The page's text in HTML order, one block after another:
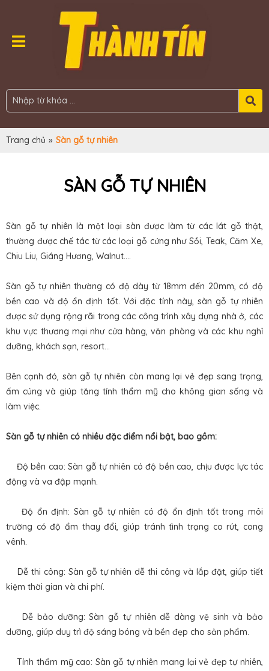
Trang chủ » Sàn gỗ tự nhiên
SÀN GỖ TỰ NHIÊN
Sàn gỗ tự nhiên là một loại sàn được làm từ các lát gỗ thật,
thường được chế tác từ các loại gỗ cứng như Sồi, Teak, Căm Xe,
Chiu Liu, Giáng Hương, Walnut....
Sàn gỗ tự nhiên thường có độ dày từ 18mm đến 20mm, có độ
bền cao và độ ổn định tốt. Với đặc tính này, sàn gỗ tự nhiên
được sử dụng rộng rãi trong các công trình xây dựng nhà ở, các
khu vực thương mại như cửa hàng, văn phòng và các khu nghỉ
dưỡng, khách sạn, resort...
Bên cạnh đó, sàn gỗ tự nhiên còn mang lại vẻ đẹp sang trọng,
ấm cúng và giúp tăng tính thẩm mỹ cho không gian sống và
làm việc.
Sàn gỗ tự nhiên có nhiều đặc điểm nổi bật, bao gồm:
Độ bền cao: Sàn gỗ tự nhiên có độ bền cao, chịu được lực tác
động và va đập mạnh.
Độ ổn định: Sàn gỗ tự nhiên có độ ổn định tốt trong môi
trường có độ ẩm thay đổi, giúp tránh tình trạng co rút, cong
vênh.
Dễ thi công: Sàn gỗ tự nhiên dễ thi công và lắp đặt, giúp tiết
kiệm thời gian và chi phí.
Dễ bảo dưỡng: Sàn gỗ tự nhiên dễ dàng vệ sinh và bảo
dưỡng, giúp duy trì độ sáng bóng và bền đẹp cho sản phẩm.
Tính thẩm mỹ cao: Sàn gỗ tự nhiên mang lại vẻ đẹp tự nhiên,